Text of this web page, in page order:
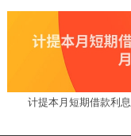
计提本月短期借款利